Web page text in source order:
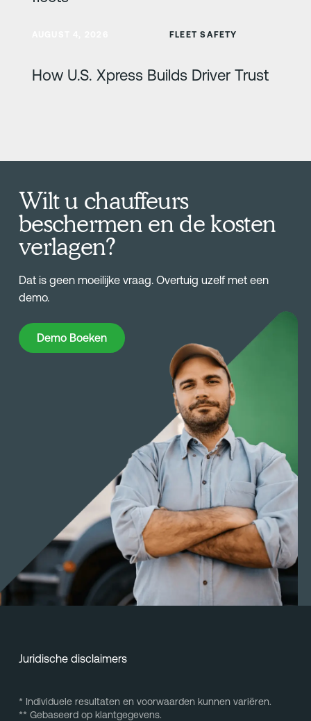
FLEET SAFETY
How U.S. Xpress Builds Driver Trust
Wilt u chauffeurs
beschermen en de kosten
verlagen?
Dat is geen moeilijke vraag. Overtuig uzelf met een
demo.
Demo Boeken
Demo Boeken
Juridische disclaimers
* Individuele resultaten en voorwaarden kunnen variëren.
** Gebaseerd op klantgegevens.